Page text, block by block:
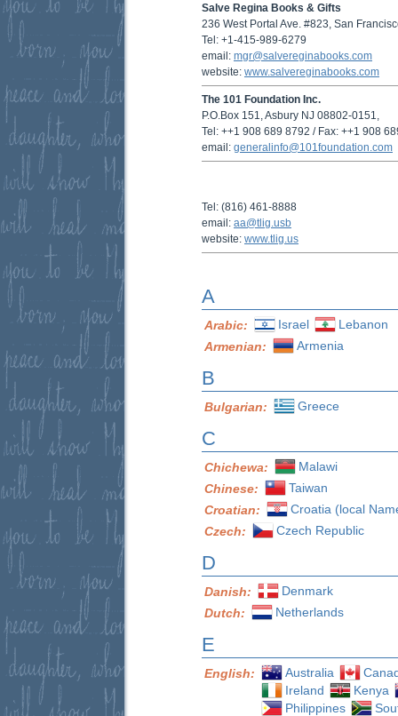
Salve Regina Books & Gifts
236 West Portal Ave. #823, San
Tel: +1-415-989-6279
email: mgr@salvereginabooks.com
website: www.salvereginabooks.com
The 101 Foundation Inc.
P.O.Box 151, Asbury NJ 08802-0151,
Tel: ++1 908 689 8792 / Fax: ++1 908
email: generalinfo@101foundation.com
Tel: (816) 461-8888
email: aa@tlig.usb
website: www.tlig.us
A
Arabic: Israel
Lebanon
Armenian:
Armenia
B
Bulgarian: Greece
C
Chichewa:
Malawi
Chinese:
Taiwan
Croatian:
Croatia (local
Czech:
Czech Republic
D
Danish:
Denmark
Dutch:
Netherlands
E
English: Australia
Ireland
Kenya
Philippines